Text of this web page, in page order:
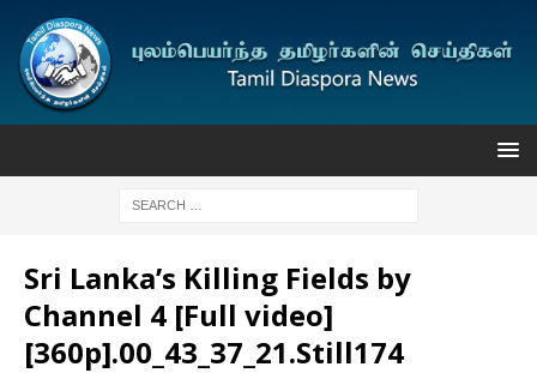
Sri Lanka’s Killing Fields by
Channel 4 [Full video]
[360p].00_43_37_21.Still174